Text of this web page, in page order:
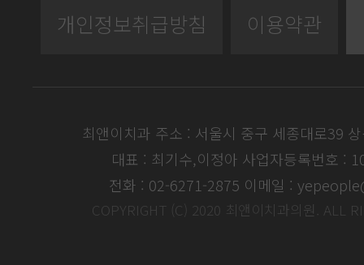
개인정보취급방침 이용약관
최앤이치과 주소 : 서울시 중구 세종대로39
대표 : 최기수,이정아 사업자등록번호 :
전화 : 02-6271-2875 이메일 :
COPYRIGHT (C) 2020 최앤이치과의원. ALL